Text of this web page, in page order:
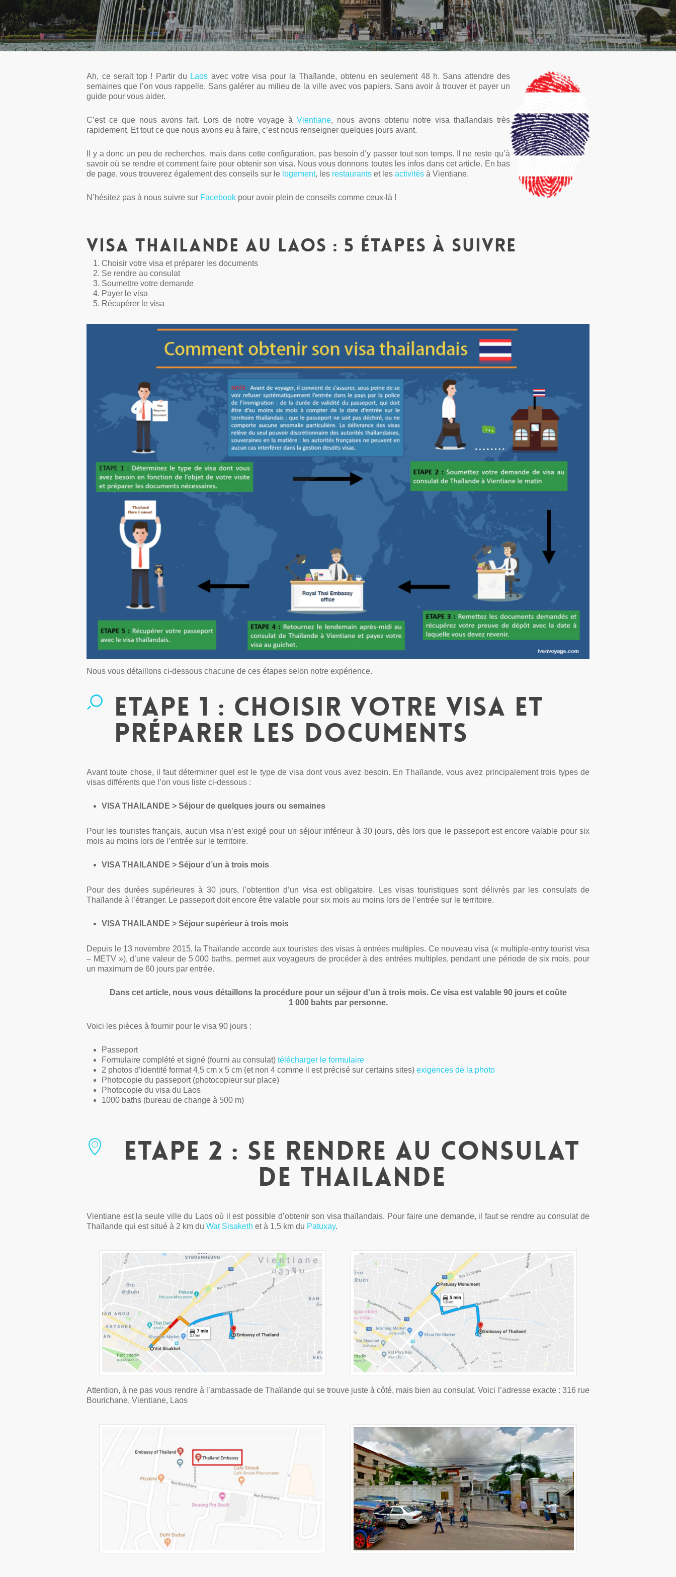
By Victoria 2 Comments
Ah, ce serait top ! Partir du Laos avec votre visa pour la Thaïlande, obtenu en seulement 48 h. Sans attendre des
semaines que l’on vous rappelle. Sans galérer au milieu de la ville avec vos papiers. Sans avoir à trouver et payer un
guide pour vous aider.
C’est ce que nous avons fait. Lors de notre voyage à Vientiane, nous avons obtenu notre visa thaïlandais très
rapidement. Et tout ce que nous avons eu à faire, c’est nous renseigner quelques jours avant.
Il y a donc un peu de recherches, mais dans cette configuration, pas besoin d’y passer tout son temps. Il ne reste qu’à
savoir où se rendre et comment faire pour obtenir son visa. Nous vous donnons toutes les infos dans cet article. En bas
de page, vous trouverez également des conseils sur le logement, les restaurants et lesactivités à Vientiane.
N’hésitez pas à nous suivre sur Facebook pour avoir plein de conseils comme ceux-là !
Visa Thailande au Laos : 5 étapes à suivre
Choisir votre visa et préparer les documents
Se rendre au consulat
Soumettre votre demande
Payer le visa
Récupérer le visa
Nous vous détaillons ci-dessous chacune de ces étapes selon notre expérience.
Etape 1 : choisir votre visa et
préparer les documents
Avant toute chose, il faut déterminer quel est le type de visa dont vous avez besoin. En Thaïlande, vous avez principalement trois types de
visas différents que l’on vous liste ci-dessous :
VISA THAILANDE > Séjour de quelques jours ou semaines
Pour les touristes français, aucun visa n’est exigé pour un séjour inférieur à 30 jours, dès lors que le passeport est encore valable pour six
mois au moins lors de l’entrée sur le territoire.
VISA THAILANDE >Séjour d’un à trois mois
Pour des durées supérieures à 30 jours, l’obtention d’un visa est obligatoire. Les visas touristiques sont délivrés par les consulats de
Thaïlande à l’étranger. Le passeport doit encore être valable pour six mois au moins lors de l’entrée sur le territoire.
VISA THAILANDE >Séjour supérieur à trois mois
Depuis le 13 novembre 2015, la Thaïlande accorde aux touristes des visas à entrées multiples. Ce nouveau visa (« multiple-entry tourist visa
– METV »), d’une valeur de 5 000 baths, permet aux voyageurs de procéder à des entrées multiples, pendant une période de six mois, pour
un maximum de 60 jours par entrée.
Dans cet article, nous vous détaillons la procédure pour un séjour d’un à trois mois. Ce visa est valable 90 jours et coûte
1 000 bahts par personne.
Voici les pièces à fournir pour le visa 90 jours :
Passeport
Formulaire complété et signé (fourni au consulat)télécharger le formulaire
2 photos d’identité format 4,5 cm x 5 cm (et non 4 comme il est précisé sur certains sites)exigences de la photo
Photocopie du passeport (photocopieur sur place)
Photocopie du visa du Laos
1000 baths (bureau de change à 500 m)
Etape 2 : se rendre au consulat
de Thailande
Vientiane est la seule ville du Laos où il est possible d’obtenir son visa thaïlandais. Pour faire une demande, il faut se rendre au consulat de
Thaïlande qui est situé à 2 km duWat Sisaketh et à 1,5 km du Patuxay.
Attention, à ne pas vous rendre à l’ambassade de Thaïlande qui se trouve juste à côté, mais bien au consulat. Voici l’adresse exacte : 316 rue
Bourichane, Vientiane, Laos